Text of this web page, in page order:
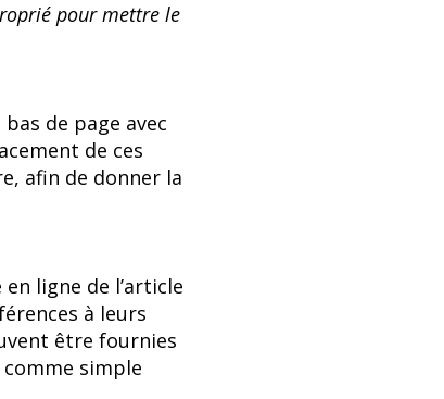
pour mettre le
de page avec
de ces
afin de donner la
ligne de l’article
à leurs
être fournies
simple